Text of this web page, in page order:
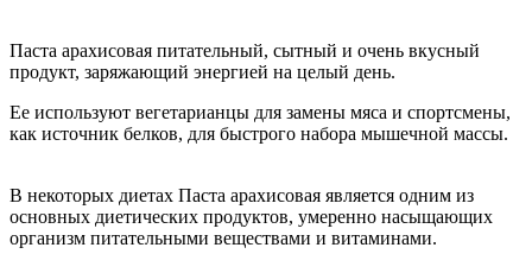
Паста арахисовая питательный, сытный и очень вкусный
продукт, заряжающий энергией на целый день.
Ее используют вегетарианцы для замены мяса и спортсмены,
как источник белков, для быстрого набора мышечной массы.
В некоторых диетах Паста арахисовая является одним из
основных диетических продуктов, умеренно насыщающих
организм питательными веществами и витаминами.